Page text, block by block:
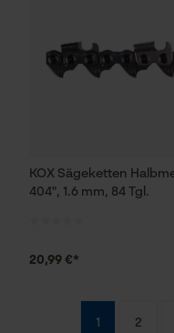
KOX Sägeketten
404", 1.6 mm, 84 Tgl.
20,99 €*
1 2
Marketing